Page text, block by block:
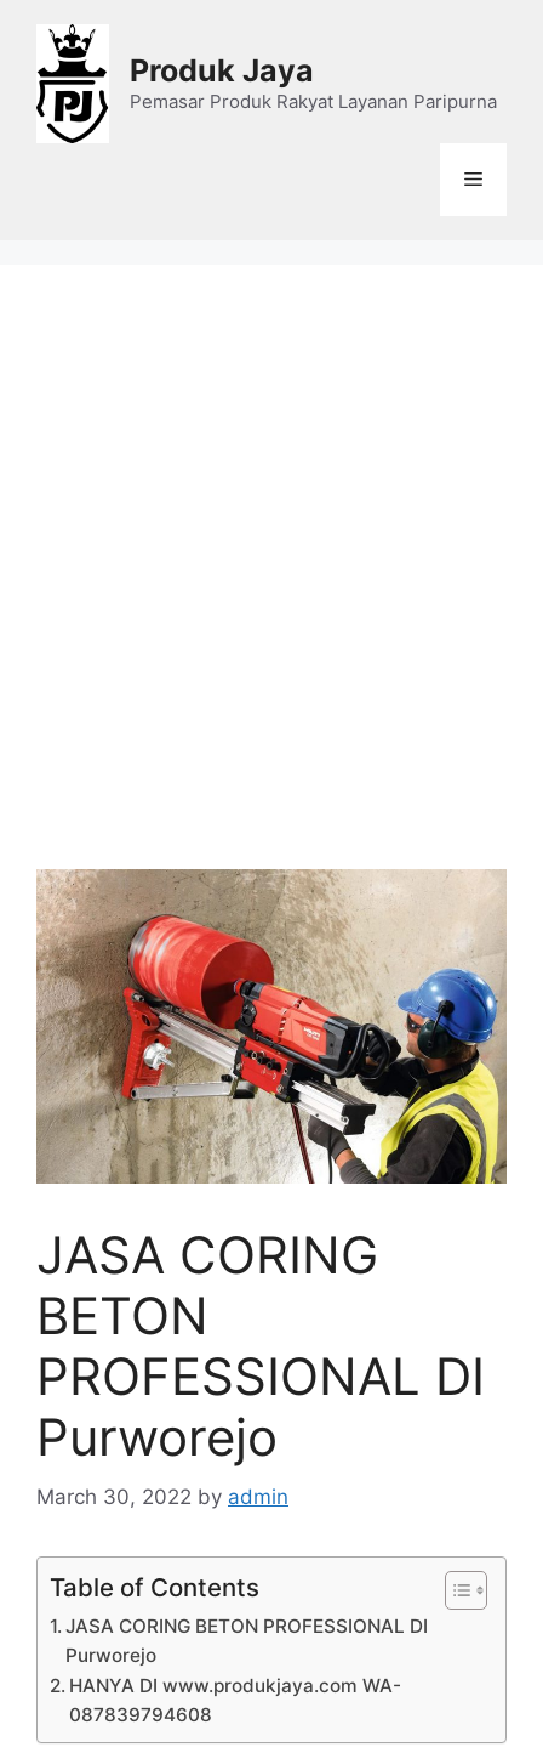
content
Produk Jaya
Pemasar Produk Rakyat Layanan Paripurna
Menu
JASA CORING
BETON
PROFESSIONAL DI
Purworejo
March 30, 2022 by admin
Table of Contents
JASA CORING BETON PROFESSIONAL DI
Purworejo
HANYA DI www.produkjaya.com WA-
087839794608